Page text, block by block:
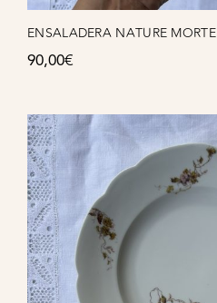
ENSALADERA NATURE MORTE
90,00€